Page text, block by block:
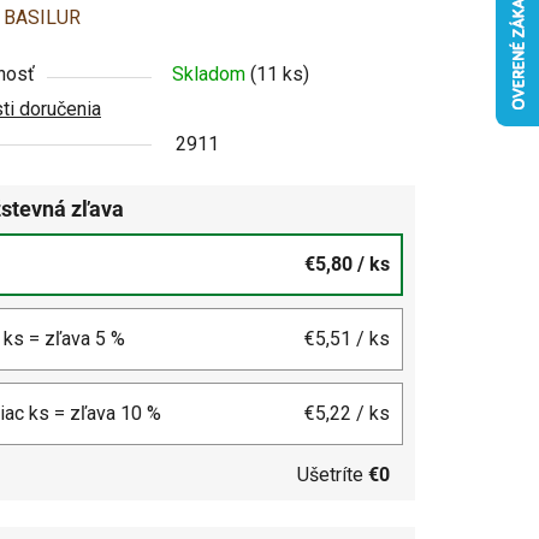
BASILUR
Skladom (11 ks)
doručenia
2911
zľava
€5,80 / ks
= zľava 5 % €5,51 / ks
ks = zľava 10 % €5,22 / ks
Ušetríte €0